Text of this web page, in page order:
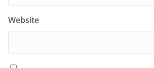
Website